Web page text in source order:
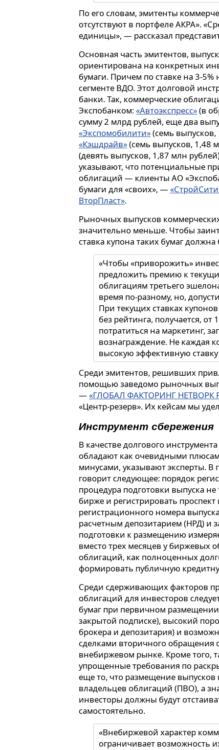
По его словам, эмитенты
отсутствуют в портфеле АКРА».
единицы», — рассказал
Основная часть эмитентов,
ориентирована на конкретных
бумаги. Причем по ставке на 3-
сегменте ВДО. Этот долговой
банки. Так, коммерческие
Экспобанком:«Автоэкспресс»(в
сумму 2 млрд рублей, еще два
«Экспомобилити»(семь
«Кэшдрайв»(семь выпусков, 1,48
(девять выпусков, 1,87 млн
указывают, что потенциальные
облигаций — клиенты АО
бумаги для «своих», —
ВторПласт».
Рыночных выпусков
значительно меньше. Чтобы
ставка купона таких бумаг
«Чтобы «приворожить»
предложить премию к
облигациям третьего
время по-разному, но,
При текущих ставках
без рейтинга, получается,
потратиться на маркетинг,
вознаграждение. Не каждая
высокую эффективную
руководитель департамента
«Юнисервис Капитал»Артем
Среди эмитентов, решивших
помощью заведомо рыночных
— «ГЛОБАЛ ФАКТОРИНГ НЕТВОРК
«Центр-резерв». Их кейсам мы
Инструмент сбережения
В качестве долгового
обладают как очевидными
минусами, указывают эксперты. В
говорит следующее: порядок
процедура подготовки выпуска
бирже и регистрировать
регистрационного номера
расчетным депозитарием (НРД) и
подготовки к размещению
вместо трех месяцев у биржевых
облигаций, как полноценных
формировать публичную
Среди сдерживающих факторов
облигаций для инвесторов
бумаг при первичном
закрытой подписке), высокий
брокера и депозитария) и
сделками вторичного обращения
внебиржевом рынке. Кроме того,
упрощенные требования по
еще то, что размещение выпусков
владельцев облигаций (ПВО), а
инвесторы должны будут
самостоятельно.
«Внебиржевой характер
ограничивает возможность